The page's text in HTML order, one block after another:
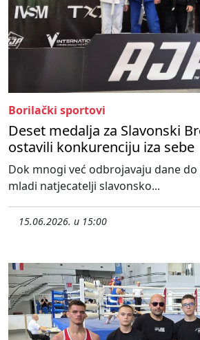
Borilački sportovi
Deset medalja za Slavonski
ostavili konkurenciju iza sebe
Dok mnogi već odbrojavaju dane
mladi natjecatelji slavonsko...
15.06.2026. u 15:00